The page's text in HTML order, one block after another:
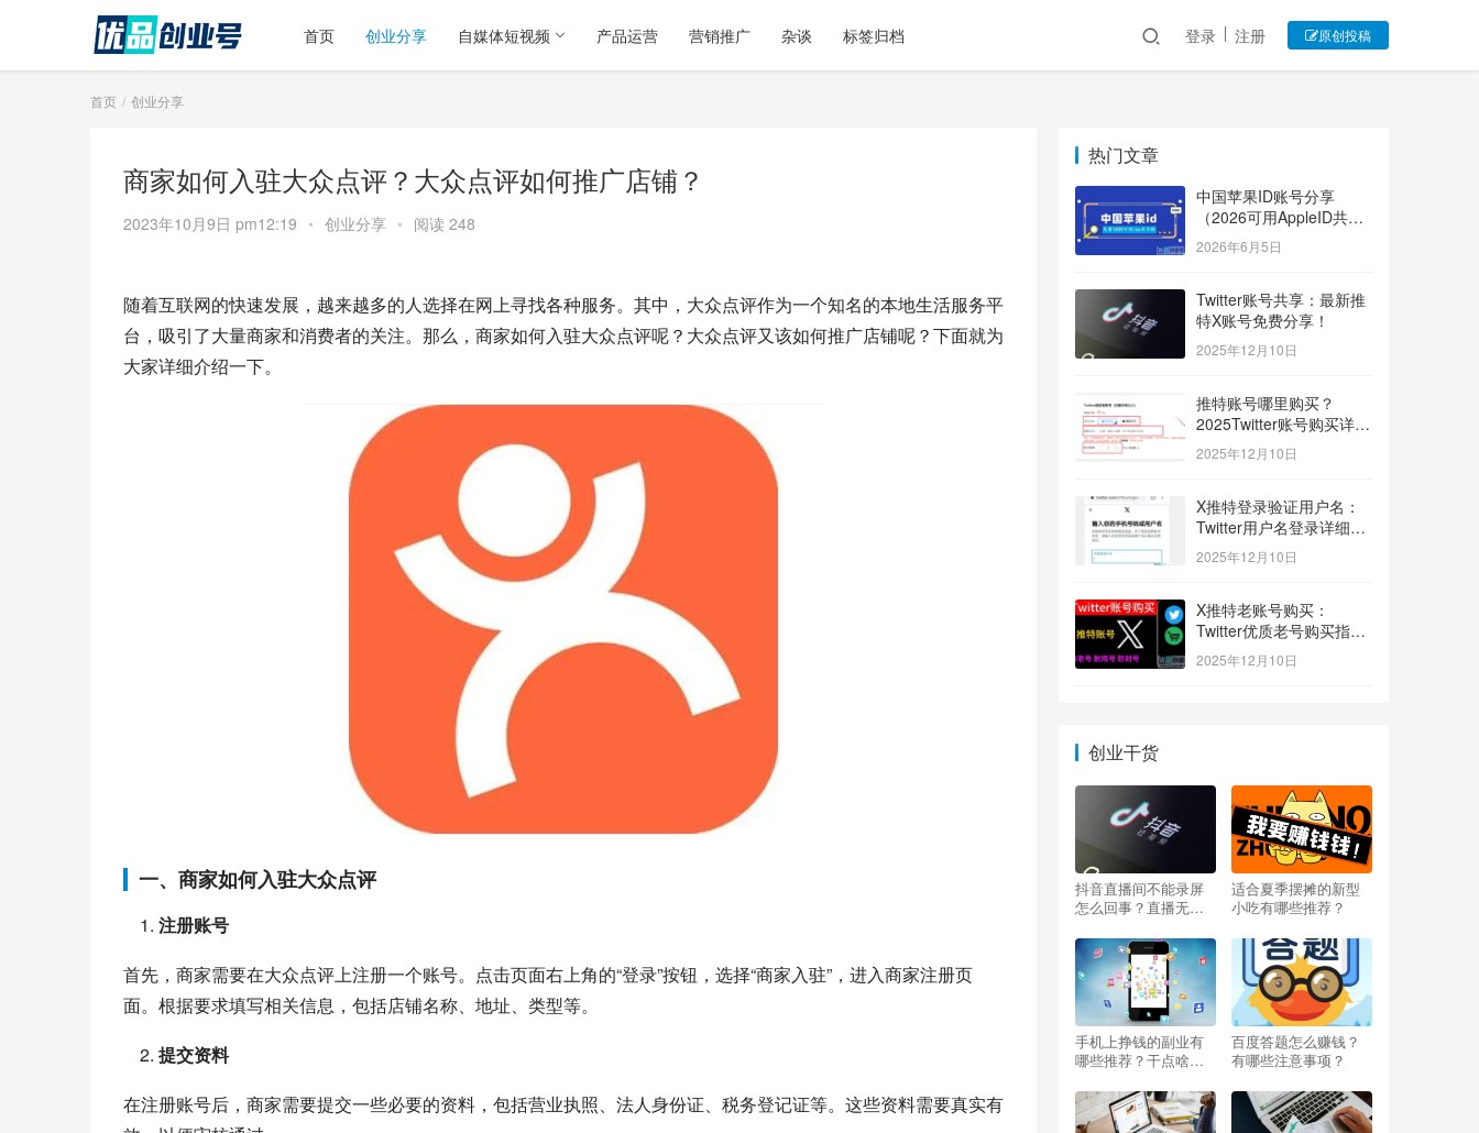
首页 创业分享 自媒体短视频 产品运营 营销推广 杂谈 标签归档 登录 注册 原创投稿
首页 创业分享
商家如何入驻大众点评？大众点评如何推广店铺？
2023年10月9日 pm12:19 • 创业分享 • 阅读 248
随着互联网的快速发展，越来越多的人选择在网上寻找各种服务。其中，大众点评作为一个知名的本地生活服务平
台，吸引了大量商家和消费者的关注。那么，商家如何入驻大众点评呢？大众点评又该如何推广店铺呢？下面就为
大家详细介绍一下。
一、商家如何入驻大众点评
注册账号
首先，商家需要在大众点评上注册一个账号。点击页面右上角的“登录”按钮，选择“商家入驻”，进入商家注册页
面。根据要求填写相关信息，包括店铺名称、地址、类型等。
提交资料
在注册账号后，商家需要提交一些必要的资料，包括营业执照、法人身份证、税务登记证等。这些资料需要真实有
热门文章
中国苹果ID账号分享
（2026可用AppleID共享
账号）
2026年6月5日
Twitter账号共享：最新推
特X账号免费分享！
2025年12月10日
推特账号哪里购买？
2025Twitter账号购买详细
指南！
2025年12月10日
X推特登录验证用户名：
Twitter用户名登录详细指
南！
2025年12月10日
X推特老账号购买：
Twitter优质老号购买指
南！
2025年12月10日
创业干货
抖音直播间不能录屏
怎么回事？直播无法
适合夏季摆摊的新型
小吃有哪些推荐？
手机上挣钱的副业有
哪些推荐？干点啥能
百度答题怎么赚钱？
有哪些注意事项？